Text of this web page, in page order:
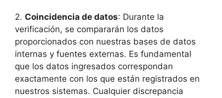
2.⁣ Coincidencia de datos: Durante la
verificación, se compararán los datos
proporcionados con⁤ nuestras bases ​de datos
⁤internas y fuentes externas. Es fundamental
que los datos ingresados correspondan
exactamente‌ con los⁤ que están ‍registrados​ en
nuestros sistemas. Cualquier discrepancia